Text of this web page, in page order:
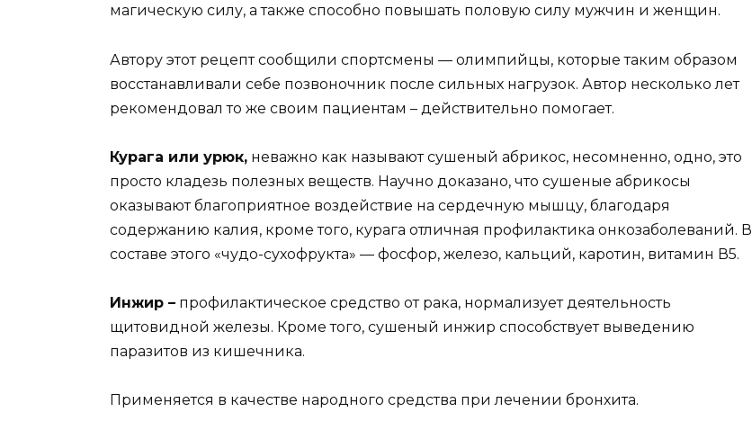
магическую силу, а также способно повышать половую силу мужчин и женщин.
Автору этот рецепт сообщили спортсмены — олимпийцы, которые таким образом
восстанавливали себе позвоночник после сильных нагрузок. Автор несколько лет
рекомендовал то же своим пациентам – действительно помогает.
Курага или урюк, неважно как называют сушеный абрикос, несомненно, одно, это
просто кладезь полезных веществ. Научно доказано, что сушеные абрикосы
оказывают благоприятное воздействие на сердечную мышцу, благодаря
содержанию калия, кроме того, курага отличная профилактика онкозаболеваний. В
составе этого «чудо-сухофрукта» — фосфор, железо, кальций, каротин, витамин В5.
Инжир – профилактическоe средство от рака, нормализует деятельность
щитовидной железы. Кроме того, сушеный инжир способствует выведению
паразитов из кишечника.
Применяется в качестве народного средства при лечении бронхита.